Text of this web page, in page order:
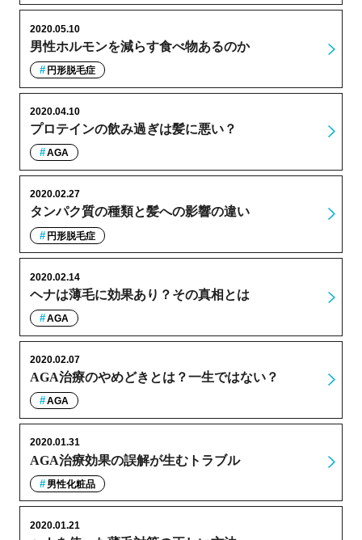
男性ホルモンを減らす食べ物あるのか
2020.05.10
円形脱毛症
プロテインの飲み過ぎは髪に悪い？
2020.04.10
AGA
タンパク質の種類と髪への影響の違い
2020.02.27
円形脱毛症
ヘナは薄毛に効果あり？その真相とは
2020.02.14
AGA
AGA治療のやめどきとは？一生ではない？
2020.02.07
AGA
AGA治療効果の誤解が生むトラブル
2020.01.31
男性化粧品
2020.01.21